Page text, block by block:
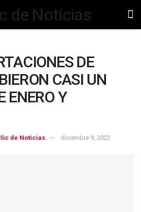
DE
CASI UN
ENERO Y
de Noticias diciembre 9, 2022